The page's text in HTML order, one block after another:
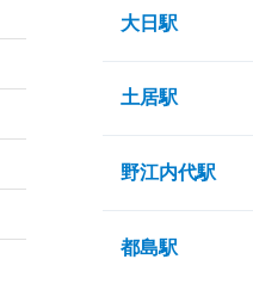
大日駅
土居駅
野江内代駅
都島駅